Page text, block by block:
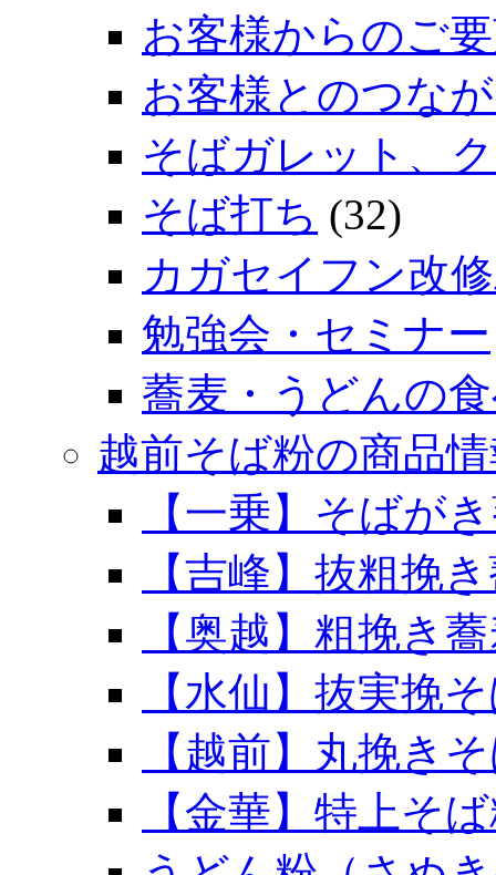
お客様からのご
お客様とのつな
そばガレット、
そば打ち (32)
カガセイフン改
勉強会・セミナー
蕎麦・うどんの
越前そば粉の商品
【一乗】そばが
【吉峰】抜粗挽
【奥越】粗挽き
【水仙】抜実挽
【越前】丸挽き
【金華】特上そ